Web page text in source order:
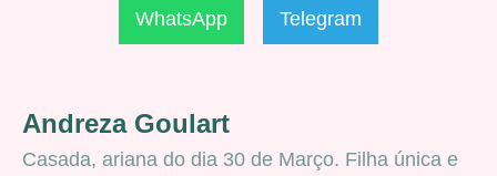
WhatsApp Telegram
Andreza Goulart
Casada, ariana do dia 30 de Março. Filha única e